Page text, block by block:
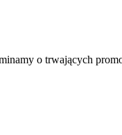
o trwających